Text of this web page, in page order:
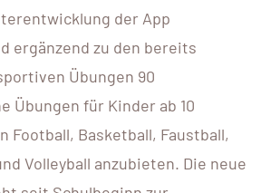
der App
ergänzend zu den bereits
Übungen 90
Übungen für Kinder ab 10
Football, Basketball, Faustball,
Volleyball anzubieten. Die neue